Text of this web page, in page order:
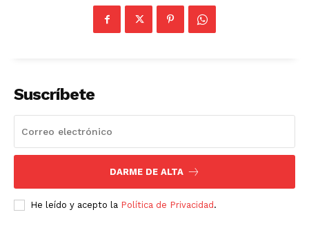
Suscríbete
DARME DE ALTA
He leído y acepto la Política de Privacidad .